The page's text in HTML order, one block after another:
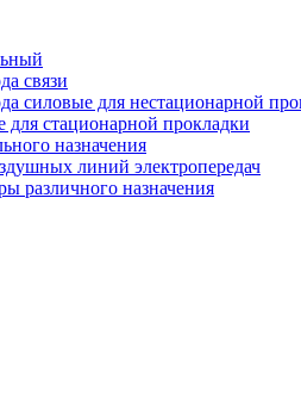
связи
силовые для нестационарной
для стационарной прокладки
назначения
линий электропередач
различного назначения